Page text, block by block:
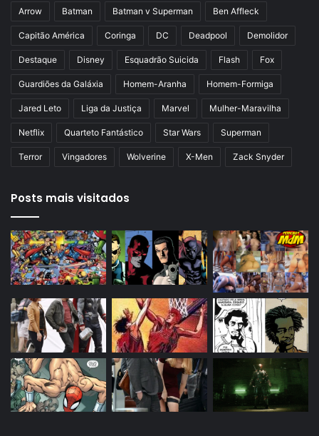
n
Arrow Batman Batman v Superman Ben Affleck
Capitão América Coringa DC Deadpool Demolidor
Destaque Disney Esquadrão Suicida Flash Fox
Guardiões da Galáxia Homem-Aranha Homem-Formiga
Jared Leto Liga da Justiça Marvel Mulher-Maravilha
Netflix Quarteto Fantástico Star Wars Superman
Terror Vingadores Wolverine X-Men Zack Snyder
Posts mais visitados